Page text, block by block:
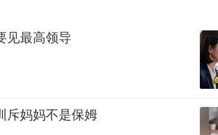
赔偿江小白30万元
见最高领导
斥妈妈不是保姆